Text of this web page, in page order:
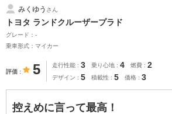
みくゆう さん
トヨタ ランドクルーザープラド
グレード：-
乗車形式：マイカー
評価 5 走行性能 3 乗り心地 4 燃費 2
デザイン 5 積載性 5 価格 3
控えめに言って最高！